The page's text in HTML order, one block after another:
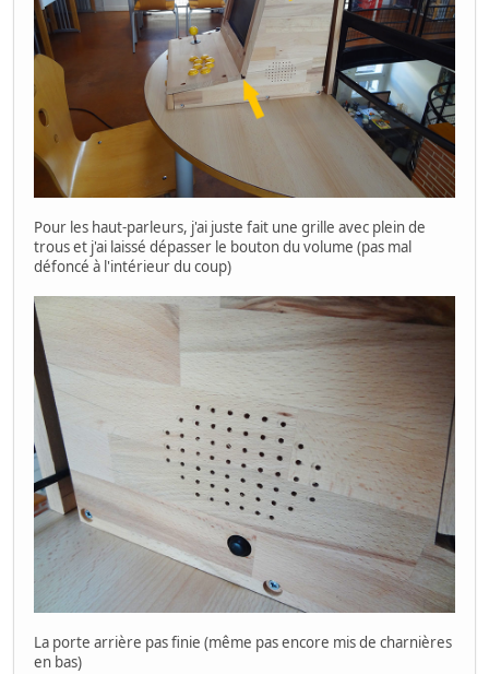
Pour les haut-parleurs, j'ai juste fait une grille avec plein de
trous et j'ai laissé dépasser le bouton du volume (pas mal
défoncé à l'intérieur du coup)
La porte arrière pas finie (même pas encore mis de charnières
en bas)